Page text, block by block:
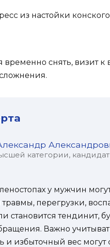
из настойки
снять, визит к
категории,
у мужчин
перегрузки,
становится тендинит,
Важно
и избыточный вес могут